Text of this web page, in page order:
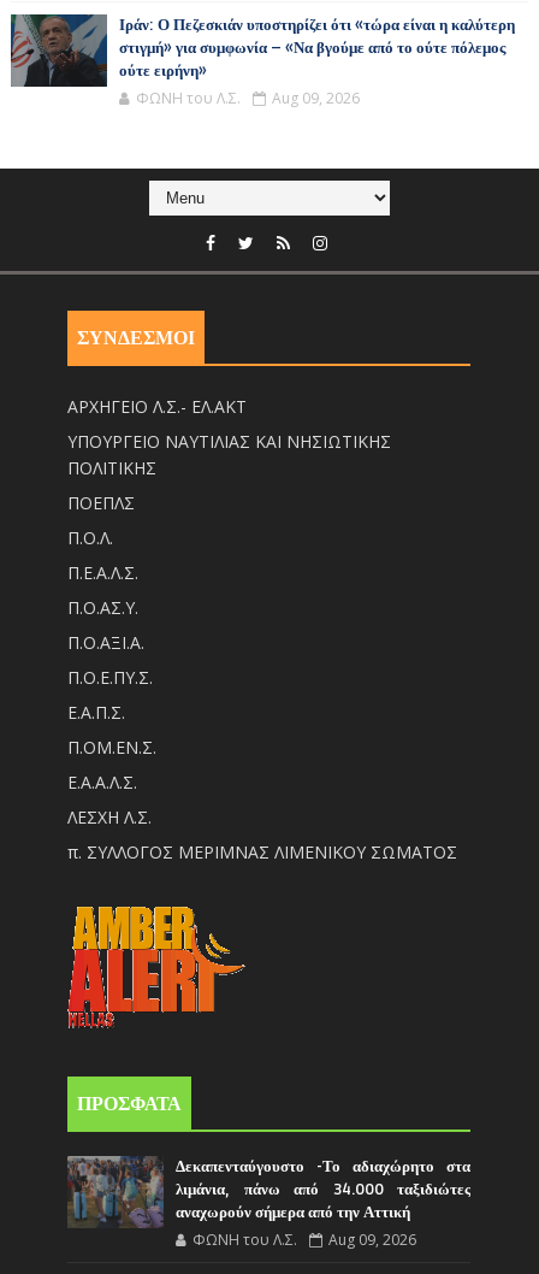
Ιράν: Ο Πεζεσκιάν υποστηρίζει ότι «τώρα είναι η καλύτερη
στιγμή» για συμφωνία – «Να βγούμε από το ούτε πόλεμος
ούτε ειρήνη»
ΦΩΝΗ του Λ.Σ. Aug 09, 2026
ΣΥΝΔΕΣΜΟΙ
ΑΡΧΗΓΕΙΟ Λ.Σ.- ΕΛ.ΑΚΤ
ΥΠΟΥΡΓΕΙΟ ΝΑΥΤΙΛΙΑΣ ΚΑΙ ΝΗΣΙΩΤΙΚΗΣ
ΠΟΛΙΤΙΚΗΣ
ΠΟΕΠΛΣ
Π.Ο.Λ.
Π.Ε.Α.Λ.Σ.
Π.Ο.ΑΣ.Υ.
Π.Ο.ΑΞΙ.Α.
Π.Ο.Ε.ΠΥ.Σ.
Ε.Α.Π.Σ.
Π.ΟM.EN.Σ.
Ε.Α.Α.Λ.Σ.
ΛΕΣΧΗ Λ.Σ.
π. ΣΥΛΛΟΓΟΣ ΜΕΡΙΜΝΑΣ ΛΙΜΕΝΙΚΟΥ ΣΩΜΑΤΟΣ
ΠΡΟΣΦΑΤΑ
Δεκαπενταύγουστο -Το αδιαχώρητο στα
λιμάνια, πάνω από 34.000 ταξιδιώτες
αναχωρούν σήμερα από την Αττική
ΦΩΝΗ του Λ.Σ. Aug 09, 2026